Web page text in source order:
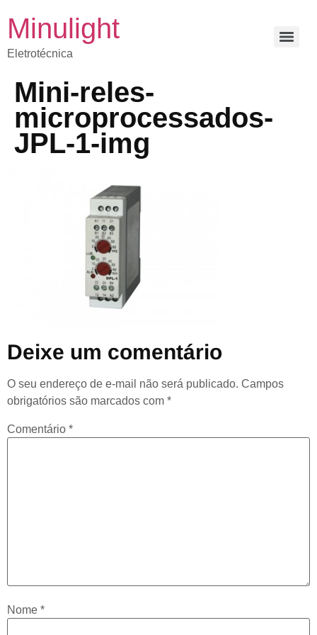
Minulight
Eletrotécnica
Mini-reles-
microprocessados-
JPL-1-img
Deixe um comentário
O seu endereço de e-mail não será publicado. Campos
obrigatórios são marcados com *
Comentário *
Nome *